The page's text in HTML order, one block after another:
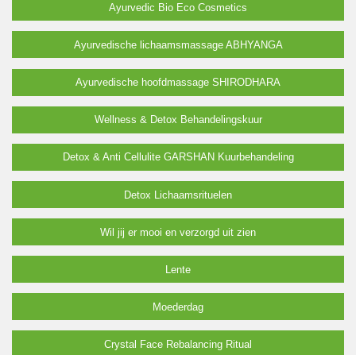
Ayurvedic Bio Eco Cosmetics
Ayurvedische lichaamsmassage ABHYANGA
Ayurvedische hoofdmassage SHIRODHARA
Wellness & Detox Behandelingskuur
Detox & Anti Cellulite GARSHAN Kuurbehandeling
Detox Lichaamsrituelen
Wil jij er mooi en verzorgd uit zien
Lente
Moederdag
Crystal Face Rebalancing Ritual